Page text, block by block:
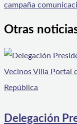
campaña
Otras
Delegación